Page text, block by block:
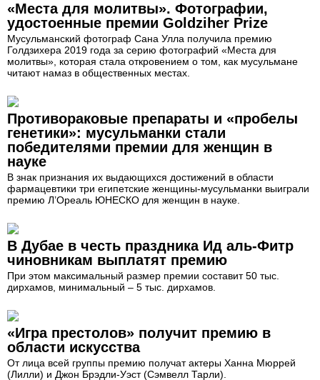
«Места для молитвы». Фотографии,
удостоенные премии Goldziher Prize
Мусульманский фотограф Сана Улла получила премию
Голдзихера 2019 года за серию фотографий «Места для
молитвы», которая стала откровением о том, как мусульмане
читают намаз в общественных местах.
Противораковые препараты и «пробелы
генетики»: мусульманки стали
победителями премии для женщин в
науке
В знак признания их выдающихся достижений в области
фармацевтики три египетские женщины-мусульманки выиграли
премию Л’Ореаль ЮНЕСКО для женщин в науке.
В Дубае в честь праздника Ид аль-Фитр
чиновникам выплатят премию
При этом максимальный размер премии составит 50 тыс.
дирхамов, минимальный – 5 тыс. дирхамов.
«Игра престолов» получит премию в
области искусства
От лица всей группы премию получат актеры Ханна Мюррей
(Лилли) и Джон Брэдли-Уэст (Сэмвелл Тарли).